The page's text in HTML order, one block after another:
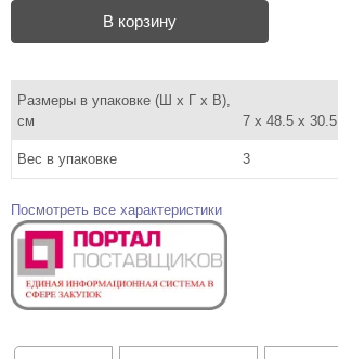
В корзину
Размеры в упаковке (Ш x Г x В),
см
7 x 48.5 x 30.5
Вес в упаковке 3
Посмотреть все характеристики